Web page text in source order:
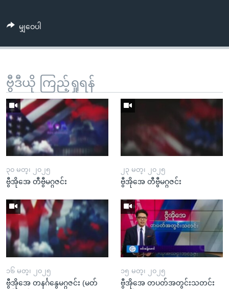
မျှဝေပါ
ဗွီဒီယို ကြည့်ရှုရန်
၃၀ မတ္၊ ၂၀၂၅
ဗွီအိုအေ တီဗွီမဂ္ဂဇင်း
၂၃ မတ္၊ ၂၀၂၅
ဗွီအိုအေ တီဗွီမဂ္ဂဇင်း
၁၆ မတ္၊ ၂၀၂၅
ဗွီအိုအေ တနင်္ဂနွေမဂ္ဂဇင်း (မတ်
၁၅ မတ္၊ ၂၀၂၅
ဗွီအိုအေ တပတ်အတွင်းသတင်း